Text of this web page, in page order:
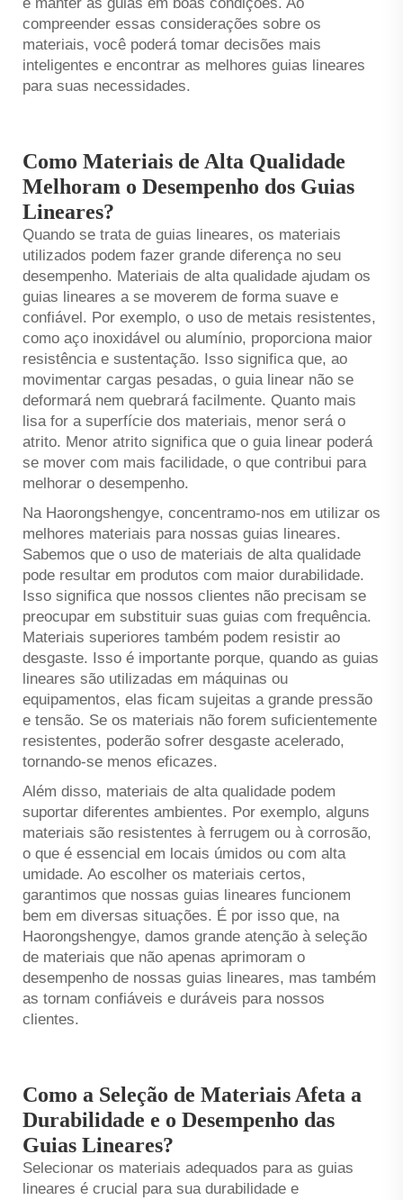
compreender essas considerações sobre os
materiais, você poderá tomar decisões mais
inteligentes e encontrar as melhores guias lineares
para suas necessidades.
Como Materiais de Alta Qualidade
Melhoram o Desempenho dos Guias
Lineares?
Quando se trata de guias lineares, os materiais
utilizados podem fazer grande diferença no seu
desempenho. Materiais de alta qualidade ajudam os
guias lineares a se moverem de forma suave e
confiável. Por exemplo, o uso de metais resistentes,
como aço inoxidável ou alumínio, proporciona maior
resistência e sustentação. Isso significa que, ao
movimentar cargas pesadas, o guia linear não se
deformará nem quebrará facilmente. Quanto mais
lisa for a superfície dos materiais, menor será o
atrito. Menor atrito significa que o guia linear poderá
se mover com mais facilidade, o que contribui para
melhorar o desempenho.
Na Haorongshengye, concentramo-nos em utilizar os
melhores materiais para nossas guias lineares.
Sabemos que o uso de materiais de alta qualidade
pode resultar em produtos com maior durabilidade.
Isso significa que nossos clientes não precisam se
preocupar em substituir suas guias com frequência.
Materiais superiores também podem resistir ao
desgaste. Isso é importante porque, quando as guias
lineares são utilizadas em máquinas ou
equipamentos, elas ficam sujeitas a grande pressão
e tensão. Se os materiais não forem suficientemente
resistentes, poderão sofrer desgaste acelerado,
tornando-se menos eficazes.
Além disso, materiais de alta qualidade podem
suportar diferentes ambientes. Por exemplo, alguns
materiais são resistentes à ferrugem ou à corrosão,
o que é essencial em locais úmidos ou com alta
umidade. Ao escolher os materiais certos,
garantimos que nossas guias lineares funcionem
bem em diversas situações. É por isso que, na
Haorongshengye, damos grande atenção à seleção
de materiais que não apenas aprimoram o
desempenho de nossas guias lineares, mas também
as tornam confiáveis e duráveis para nossos
clientes.
Como a Seleção de Materiais Afeta a
Durabilidade e o Desempenho das
Guias Lineares?
Selecionar os materiais adequados para as guias
lineares é crucial para sua durabilidade e